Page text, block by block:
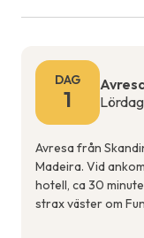
DAG
1
Avresa från
Madeira. Vid
hotell, ca 30
strax väster om